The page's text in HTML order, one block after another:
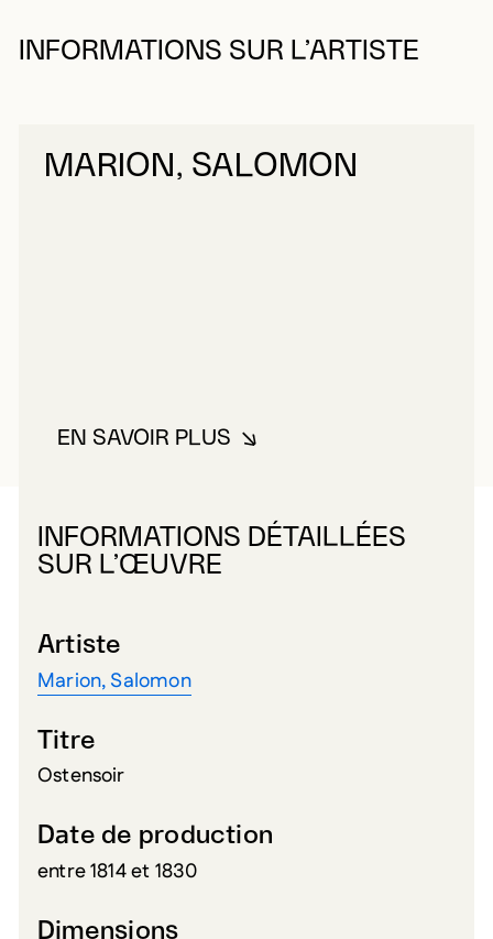
INFORMATIONS SUR L’ARTISTE
MARION, SALOMON
EN SAVOIR PLUSÀ PROPOS DE MARION,
INFORMATIONS DÉTAILLÉES
SUR L’ŒUVRE
Artiste
Marion, Salomon
Titre
Ostensoir
Date de production
entre 1814 et 1830
Dimensions